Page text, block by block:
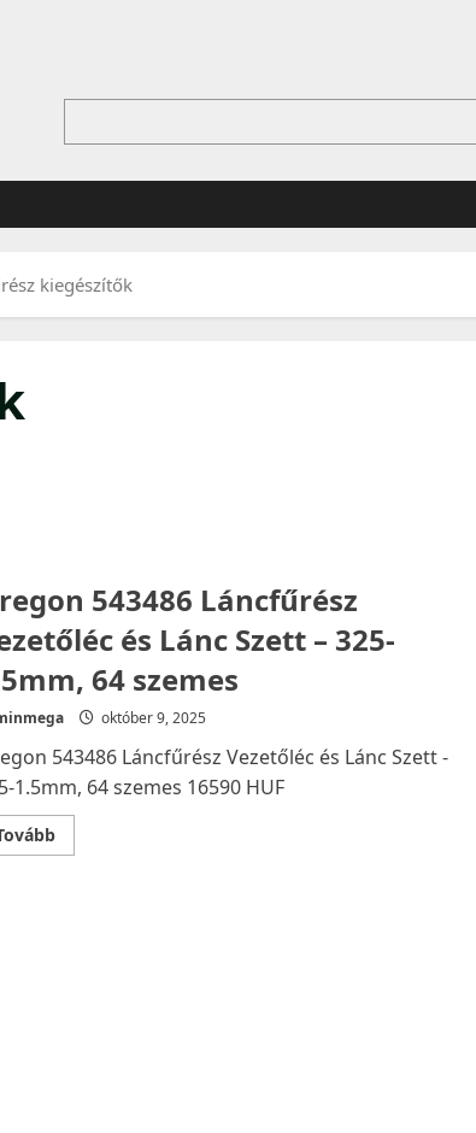
kiegészítők
543486 Láncfűrész
és Lánc Szett – 325-
64 szemes
október 9, 2025
543486 Láncfűrész Vezetőléc és Lánc Szett -
1.5mm, 64 szemes 16590 HUF
Read
more